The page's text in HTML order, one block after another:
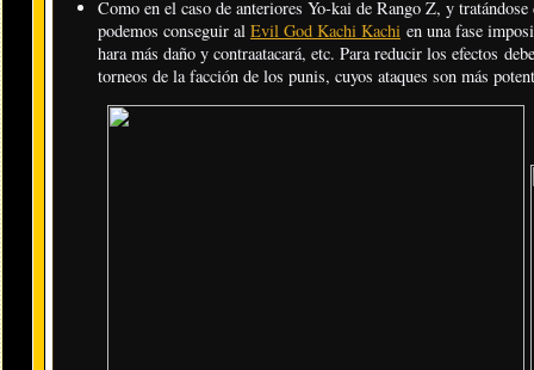
Como en el caso de anteriores Yo-kai de Rango Z, y
podemos conseguir al Evil God Kachi Kachi en una fase
hara más daño y contraatacará, etc. Para reducir los efectos
torneos de la facción de los punis, cuyos ataques son más